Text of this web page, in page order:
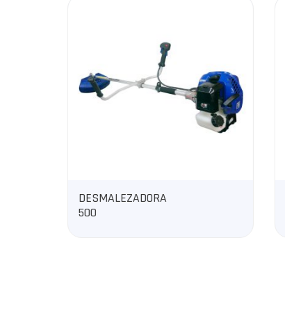
DESMALEZADORA
500